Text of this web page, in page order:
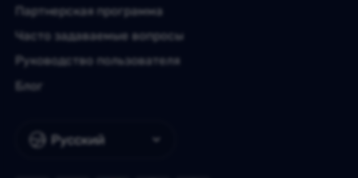
Русский
Партнерская программа
Часто задаваемые вопросы
Руководство пользователя
Блог